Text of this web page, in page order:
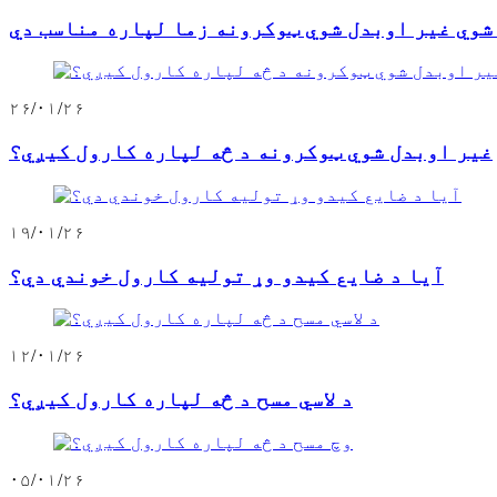
۲۶/۰۱/۲۶
غیر اوبدل شوي ټوکرونه د څه لپاره کارول کیږي؟
۱۹/۰۱/۲۶
آیا د ضایع کیدو وړ تولیه کارول خوندي دي؟
۱۲/۰۱/۲۶
د لاسي مسح د څه لپاره کارول کیږي؟
۰۵/۰۱/۲۶